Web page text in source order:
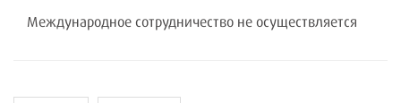
Международное сотрудничество не осуществляется